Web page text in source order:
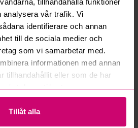
analysera vår trafik. Vi
identifierare och annan
till de sociala medier och
som vi samarbetar med.
informationen med annan
tillhandahållit eller som de har
deras tjänster.
Tillåt alla
objekt?
frågor och svar